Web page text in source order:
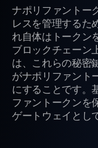
ナポリファントー
レスを管理するた
れ自体はトークン
ブロックチェーン
は、これらの秘密
がナポリファント
にすることです。
ファントークンを
ゲートウェイとし